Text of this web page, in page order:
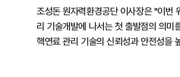
조성돈 원자력환경공단 이사장은 "이번
리 기술개발에 나서는 첫 출발점의 의
핵연료 관리 기술의 신뢰성과 안전성을